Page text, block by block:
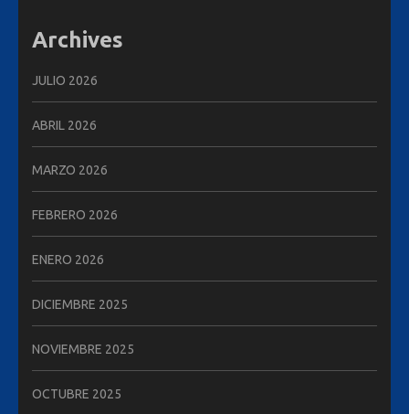
Archives
JULIO 2026
ABRIL 2026
MARZO 2026
FEBRERO 2026
ENERO 2026
DICIEMBRE 2025
NOVIEMBRE 2025
OCTUBRE 2025